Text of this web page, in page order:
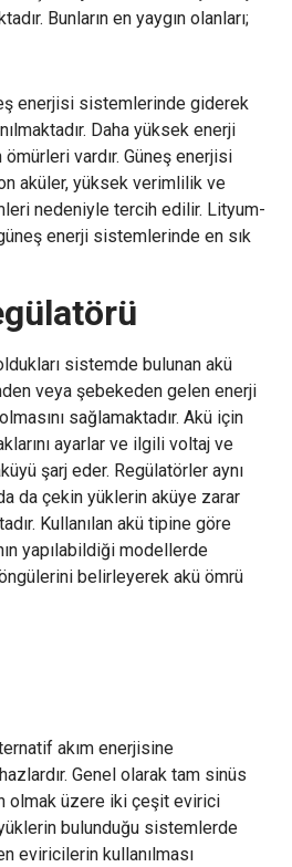
Bunların en yaygın olanları;
enerjisi sistemlerinde giderek
Daha yüksek enerji
vardır. Güneş enerjisi
aküler, yüksek verimlilik ve
nedeniyle tercih edilir. Lityum-
enerji sistemlerinde en sık
sistemde bulunan akü
veya şebekeden gelen enerji
sağlamaktadır. Akü için
ayarlar ve ilgili voltaj ve
şarj eder. Regülatörler aynı
da çekin yüklerin aküye zarar
Kullanılan akü tipine göre
yapılabildiği modellerde
belirleyerek akü ömrü
akım enerjisine
Genel olarak tam sinüs
olmak üzere iki çeşit evirici
bulunduğu sistemlerde
eviricilerin kullanılması